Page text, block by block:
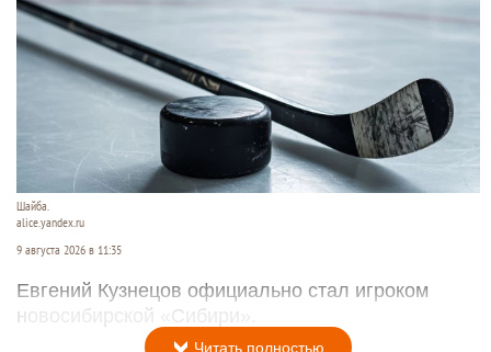
Шайба.
alice.yandex.ru
9 августа 2026 в 11:35
Евгений Кузнецов официально стал игроком
новосибирской «Сибири».
Читать полностью